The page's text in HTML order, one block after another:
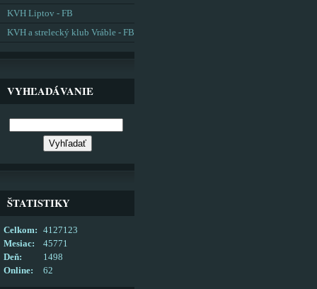
KVH Liptov - FB
KVH a strelecký klub Vráble - FB
VYHĽADÁVANIE
ŠTATISTIKY
Online: 62
Celkom:
4127123
Mesiac:
45771
Deň:
1498